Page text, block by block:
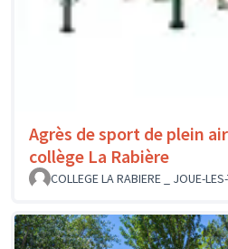
Agrès de sport de plein
collège La Rabière
COLLEGE LA RABIERE _ JOUE-